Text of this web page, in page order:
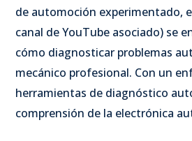
de automoción experimentado,
canal de YouTube asociado) se
cómo diagnosticar problemas
mecánico profesional. Con un
herramientas de diagnóstico
comprensión de la electrónica